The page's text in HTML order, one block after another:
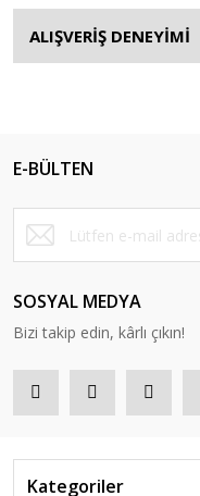
ALIŞVERİŞ DENEYİMİ
E-BÜLTEN
SOSYAL MEDYA
Bizi takip edin, kârlı çıkın!
Kategoriler